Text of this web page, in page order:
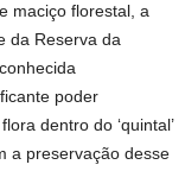
maciço florestal, a
da Reserva da
poder
dentro do ‘quintal’
a preservação desse